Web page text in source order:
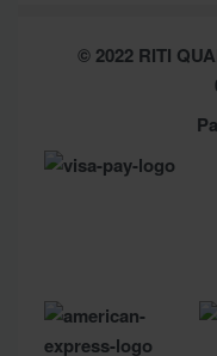
Shop© 2022 RITI